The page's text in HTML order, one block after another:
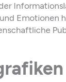
Emotionen